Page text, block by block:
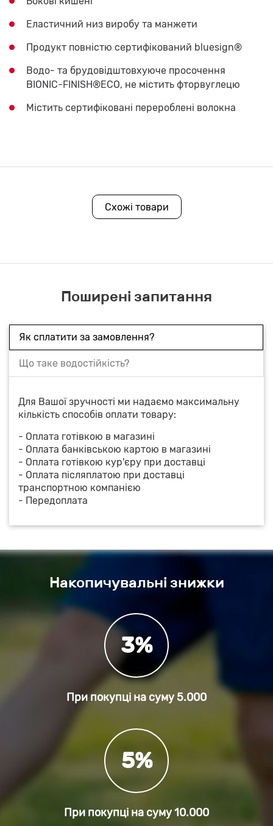
Еластичний низ виробу та манжети
Продукт повністю сертифікований bluesign®
Водо- та брудовідштовхуюче просочення
BIONIC-FINISH®ECO, не містить фторвуглецю
Містить сертифіковані перероблені волокна
Схожі товари
Поширені запитання
Як сплатити за замовлення?
Що таке водостійкість?
Для Вашої зручності ми надаємо максимальну
кількість способів оплати товару:
- Оплата готівкою в магазині
- Оплата банківською картою в магазині
- Оплата готівкою кур'єру при доставці
- Оплата післяплатою при доставці
транспортною компанією
- Передоплата
Накопичувальні знижки
3%
При покупці на суму 5.000
5%
При покупці на суму10.000